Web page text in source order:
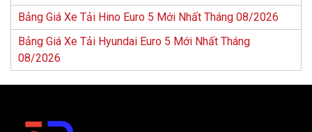
Bảng Giá Xe Tải Hino Euro 5 Mới Nhất Tháng 08/2026
Bảng Giá Xe Tải Hyundai Euro 5 Mới Nhất Tháng
08/2026